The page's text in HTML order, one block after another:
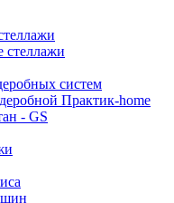
стеллажи
систем
Практик-home
- GS
шин